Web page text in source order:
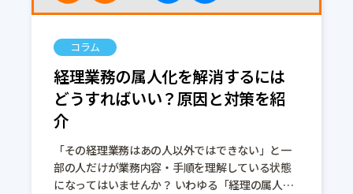
コラム
経理業務の属人化を解消するには
どうすればいい？原因と対策を紹
介
「その経理業務はあの人以外ではできない」と一
部の人だけが業務内容・手順を理解している状態
になってはいませんか？ いわゆる「経理の属人